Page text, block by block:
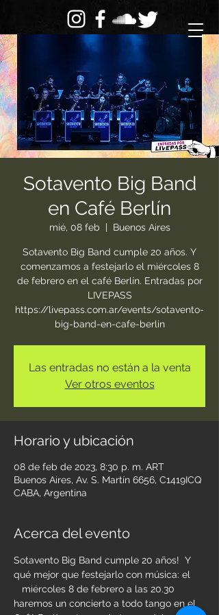
Sotavento Big Band
en Café Berlín
mié, 08 feb
  |
Buenos Aires
Sotavento Big Band cumple 20 años. Y
comenzamos a festejarlo el miércoles 8
de febrero en el café Berlín. Entradas por
LIVEPASS
https://livepass.com.ar/events/sotavento-
big-band-en-cafe-berlin
Las entradas no están a la venta
Ver otros eventos
Horario y ubicación
08 de feb de 2023, 8:30 p. m. ART
Buenos Aires, Av. S. Martín 6656, C1419ICQ
CABA, Argentina
Acerca del evento
Sotavento Big Band cumple 20 años!  Y
qué mejor que festejarlo con música: el
miércoles 8 de febrero a las 20.30
haremos un concierto a todo tango en el